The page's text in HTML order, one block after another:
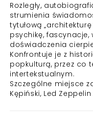
Rozległy,
strumienia
tytułową
psychikę,
doświadczenia
Konfrontuje je z
popkulturą, przez co
intertekstualnym.
Szczególne miejsce
Kępiński, Led